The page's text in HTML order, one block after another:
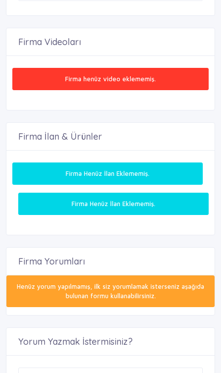
Firma Videoları
Firma İlan & Ürünler
Firma Yorumları
bulunan formu kullanabilirsiniz.
Yorum Yazmak İstermisiniz?